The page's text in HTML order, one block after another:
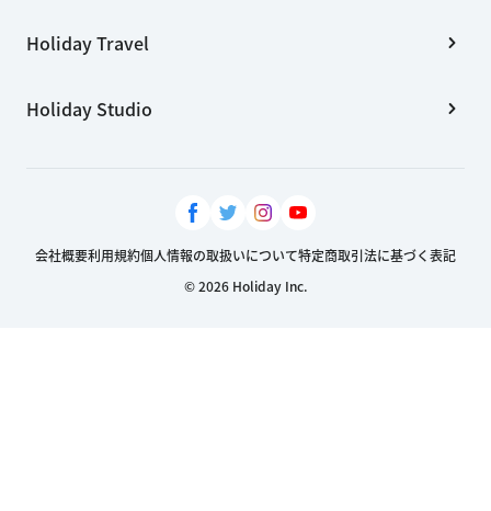
Holiday Travel
Holiday Studio
会社概要利用規約個人情報の取扱いについて特定商取引法に基づく表記
© 2026 Holiday Inc.